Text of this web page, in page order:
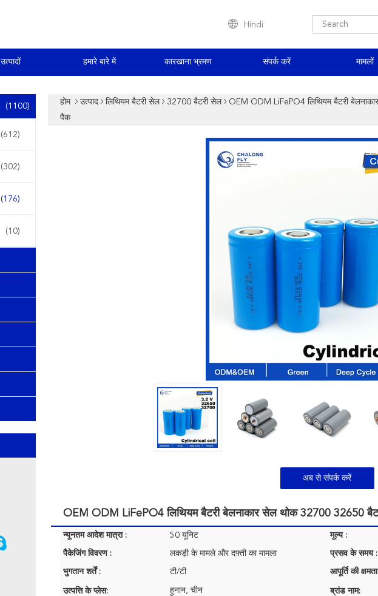
Hindi
उत्पादों हमारे बारे में कारखाना भ्रमण संपर्क करें मामलों
(1100)
(612)
(302)
(176)
(10)
होम उत्पाद लिथियम बैटरी सेल 32700 बैटरी सेल
OEM ODM LiFePO4 लिथियम बैटरी
पैक
अब से संपर्क करें
OEM ODM LiFePO4 लिथियम बैटरी बेलनाकार सेल थोक 32700 32650
न्यूनतम आदेश मात्रा : 50 यूनिट मूल्य :
पैकेजिंग विवरण : लकड़ी के मामले और दफ़्ती का मामला प्रसव के समय :
भुगतान शर्तें : टी/टी आपूर्ति की
उत्पत्ति के प्लेस: हुनान, चीन ब्रांड नाम: